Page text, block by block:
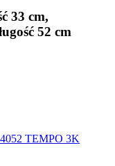
33 cm,
52 cm